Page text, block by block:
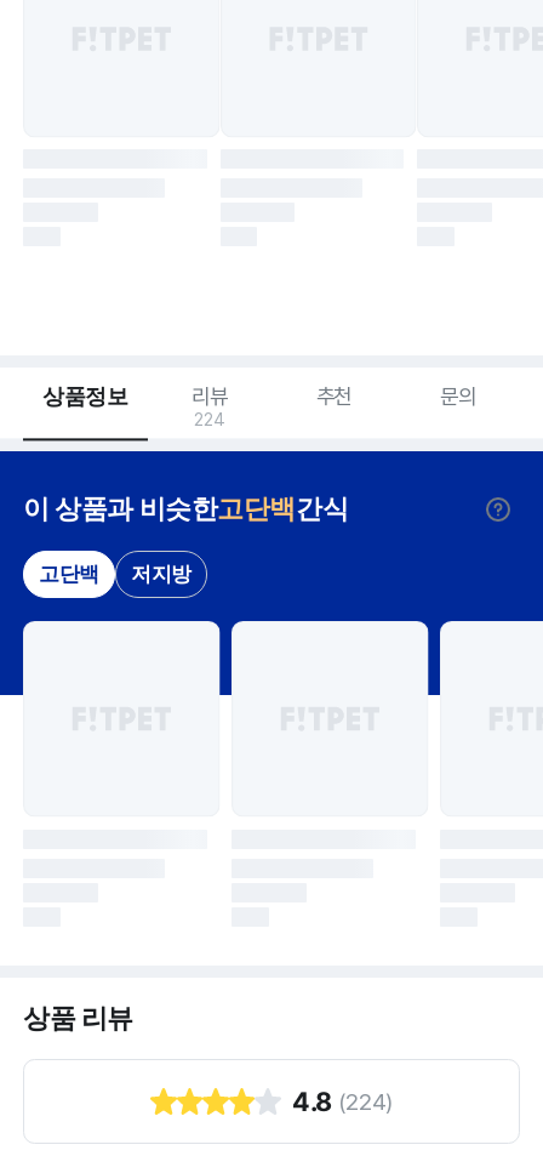
상품정보 리뷰
224
추천 문의
이 상품과 비슷한고단백간식
고단백 저지방
상품 리뷰
4.8 (224)